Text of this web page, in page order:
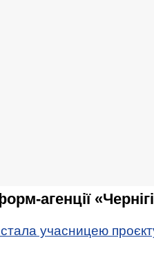
агенції
учасницею